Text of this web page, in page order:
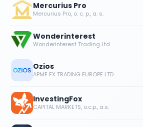
Mercurius Pro
Mercurius Pro, o. c. p., a. s.
Wonderinterest
Wonderinterest Trading Ltd
Ozios
APME FX TRADING EUROPE LTD
InvestingFox
CAPITAL MARKETS, o.c.p., a.s.
7,6 % výše na 892,67 dolaru....
na plán výplaty
Zlato od srpna 2024
z rekordu však
Jeff Bezos plánuje